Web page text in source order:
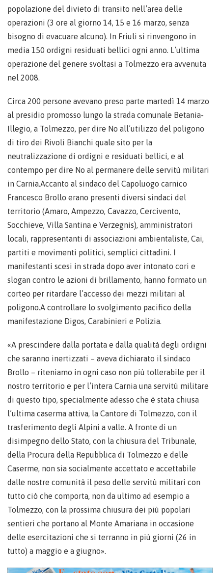
popolazione del divieto di transito nell’area delle
operazioni (3 ore al giorno 14, 15 e 16 marzo, senza
bisogno di evacuare alcuno). In Friuli si rinvengono in
media 150 ordigni residuati bellici ogni anno. L’ultima
operazione del genere svoltasi a Tolmezzo era avvenuta
nel 2008.
Circa 200 persone avevano preso parte martedì 14 marzo
al presidio promosso lungo la strada comunale Betania-
Illegio, a Tolmezzo, per dire No all’utilizzo del poligono
di tiro dei Rivoli Bianchi quale sito per la
neutralizzazione di ordigni e residuati bellici, e al
contempo per dire No al permanere delle servitù militari
in Carnia.Accanto al sindaco del Capoluogo carnico
Francesco Brollo erano presenti diversi sindaci del
territorio (Amaro, Ampezzo, Cavazzo, Cercivento,
Socchieve, Villa Santina e Verzegnis), amministratori
locali, rappresentanti di associazioni ambientaliste, Cai,
partiti e movimenti politici, semplici cittadini. I
manifestanti scesi in strada dopo aver intonato cori e
slogan contro le azioni di brillamento, hanno formato un
corteo per ritardare l’accesso dei mezzi militari al
poligono.A controllare lo svolgimento pacifico della
manifestazione Digos, Carabinieri e Polizia.
«A prescindere dalla portata e dalla qualità degli ordigni
che saranno inertizzati – aveva dichiarato il sindaco
Brollo – riteniamo in ogni caso non più tollerabile per il
nostro territorio e per l’intera Carnia una servitù militare
di questo tipo, specialmente adesso che è stata chiusa
l’ultima caserma attiva, la Cantore di Tolmezzo, con il
trasferimento degli Alpini a valle. A fronte di un
disimpegno dello Stato, con la chiusura del Tribunale,
della Procura della Repubblica di Tolmezzo e delle
Caserme, non sia socialmente accettato e accettabile
dalle nostre comunità il peso delle servitù militari con
tutto ciò che comporta, non da ultimo ad esempio a
Tolmezzo, con la prossima chiusura dei più popolari
sentieri che portano al Monte Amariana in occasione
delle esercitazioni che si terranno in più giorni (26 in
tutto) a maggio e a giugno».